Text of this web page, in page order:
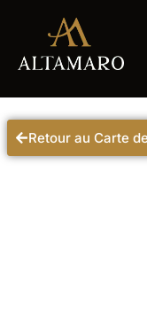
Retour au Carte